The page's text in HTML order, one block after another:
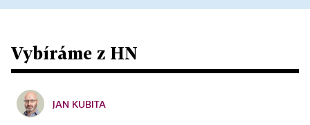
Vybíráme z HN
JAN KUBITA